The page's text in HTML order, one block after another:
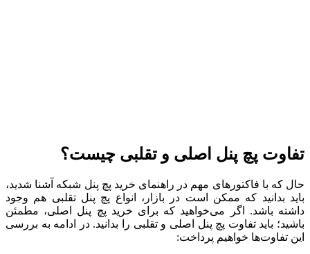
تفاوت پچ پنل اصلی و تقلبی چیست؟
حال که با فاکتورهای مهم در راهنمای خرید پچ پنل شبکه آشنا شدید،
باید بدانید که ممکن است در بازار، انواع پچ پنل تقلبی هم وجود
داشته باشد. اگر می‌خواهید که برای خرید پچ پنل اصلی، مطمئن
باشید؛ باید تفاوت پچ پنل اصلی و تقلبی را بدانید. در ادامه به بررسی
این تفاوت‌ها خواهیم پرداخت: